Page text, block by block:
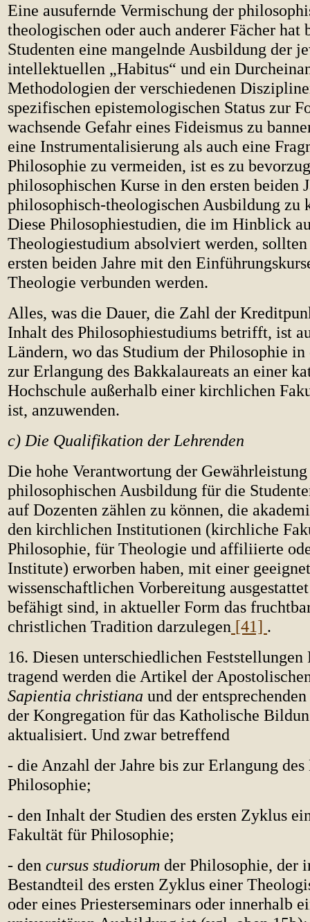
Eine ausufernde Vermischung der
theologischen oder auch anderer Fächer hat
Studenten eine mangelnde Ausbildung der
intellektuellen „Habitus“ und ein
Methodologien der verschiedenen
spezifischen epistemologischen Status zur
wachsende Gefahr eines Fideismus zu
eine Instrumentalisierung als auch eine
Philosophie zu vermeiden, ist es zu
philosophischen Kurse in den ersten beiden
philosophisch-theologischen Ausbildung zu
Diese Philosophiestudien, die im Hinblick
Theologiestudium absolviert werden,
ersten beiden Jahre mit den
Theologie verbunden werden.
Alles, was die Dauer, die Zahl der
Inhalt des Philosophiestudiums betrifft, ist
Ländern, wo das Studium der Philosophie in
zur Erlangung des Bakkalaureats an einer
Hochschule außerhalb einer kirchlichen
ist, anzuwenden.
c) Die Qualifikation der Lehrenden
Die hohe Verantwortung der
philosophischen Ausbildung für die
auf Dozenten zählen zu können, die
den kirchlichen Institutionen (kirchliche
Philosophie, für Theologie und affiliierte
Institute) erworben haben, mit einer
wissenschaftlichen Vorbereitung
befähigt sind, in aktueller Form das
christlichen Tradition darzulegen [41] .
16. Diesen unterschiedlichen Feststellungen
tragend werden die Artikel der
Sapientia christiana und der entsprechenden
der Kongregation für das Katholische
aktualisiert. Und zwar betreffend
- die Anzahl der Jahre bis zur Erlangung
Philosophie;
- den Inhalt der Studien des ersten Zyklus
Fakultät für Philosophie;
- den cursus studiorum der Philosophie, der
Bestandteil des ersten Zyklus einer
oder eines Priesterseminars oder innerhalb